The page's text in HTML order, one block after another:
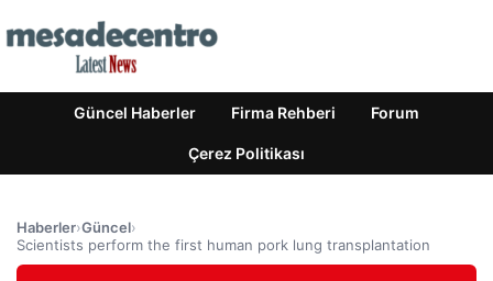
Güncel Haberler Firma Rehberi Forum
Çerez Politikası
Haberler›Güncel›
Scientists perform the first human pork lung transplantation